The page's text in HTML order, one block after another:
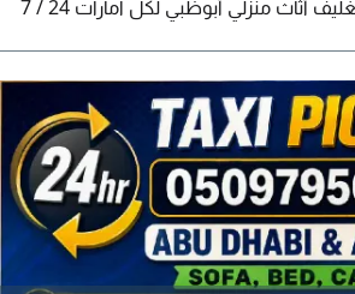
لنقل أثاث فك وتركيب تغليف أثاث منزلي أبوظبي لكل امارات 24 / 7